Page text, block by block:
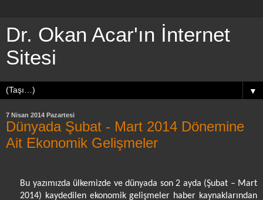
Dr. Okan Acar'ın İnternet
Sitesi
▼
7 Nisan 2014 Pazartesi
Dünyada Şubat - Mart 2014 Dönemine
Ait Ekonomik Gelişmeler
Bu yazımızda ülkemizde ve dünyada son 2 ayda (Şubat – Mart
2014) kaydedilen ekonomik gelişmeler haber kaynaklarından